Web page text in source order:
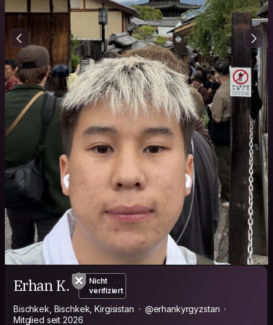
Erhan K.
Nicht
verifiziert
Bischkek, Bischkek, Kirgisistan
@erhankyrgyzstan
Mitglied seit 2026